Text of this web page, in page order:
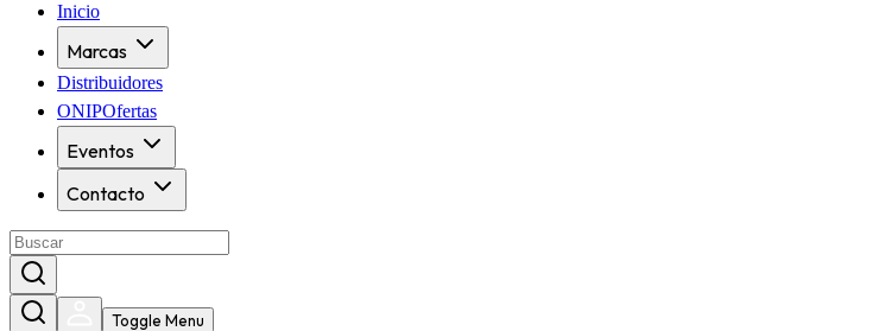
Inicio
Marcas
Distribuidores
ONIPOfertas
Eventos
Contacto
Toggle Menu